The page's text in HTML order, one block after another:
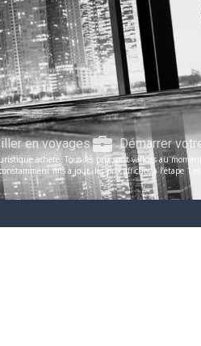
en voyages Démarrer
acheté. Tous les prix sont valides au
mis à jour, les prix affichés à l’étape